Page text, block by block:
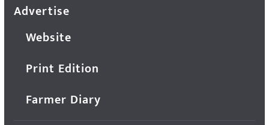
Advertise
Website
Print Edition
Farmer Diary